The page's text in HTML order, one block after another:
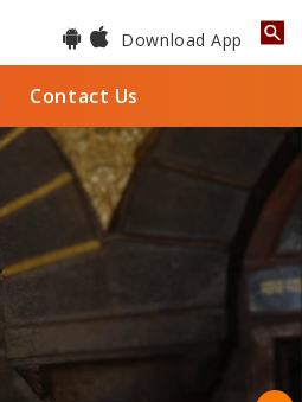
Download App
Contact Us